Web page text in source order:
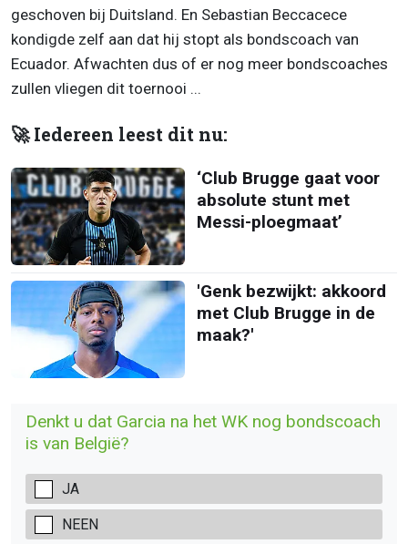
geschoven bij Duitsland. En Sebastian Beccacece
kondigde zelf aan dat hij stopt als bondscoach van
Ecuador. Afwachten dus of er nog meer bondscoaches
zullen vliegen dit toernooi ...
🚀 Iedereen leest dit nu:
‘Club Brugge gaat voor
absolute stunt met
Messi-ploegmaat’
'Genk bezwijkt: akkoord
met Club Brugge in de
maak?'
Denkt u dat Garcia na het WK nog bondscoach
is van België?
JA
NEEN